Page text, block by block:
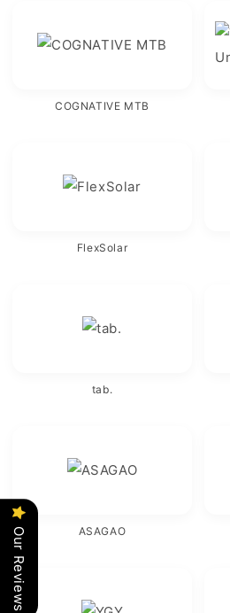
COGNATIVE MTB
FlexSolar
tab.
ASAGAO
Our Reviews